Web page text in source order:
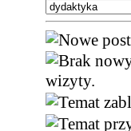
wizyty.